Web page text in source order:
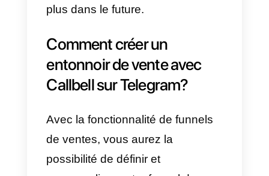
fonctionnalité de funnel, vous
pouvez aussi utiliser des outils
d’analyses et de suivi pour
mesurer l’efficacité du funnel et
ensuite l’améliorer.
En plus, vous pouvez utiliser le